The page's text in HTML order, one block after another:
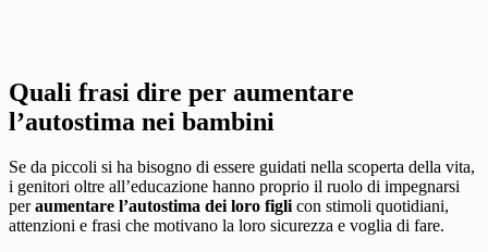
Quali frasi dire per aumentare
l’autostima nei bambini
Se da piccoli si ha bisogno di essere guidati nella scoperta della vita,
i genitori oltre all’educazione hanno proprio il ruolo di impegnarsi
peraumentare l’autostima dei loro figlicon stimoli quotidiani,
attenzioni e frasi che motivano la loro sicurezza e voglia di fare.